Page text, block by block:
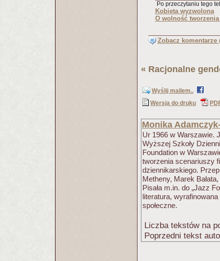
Po przeczytaniu tego
Kobieta wyzwolona
O wolność
Zobacz komentarze
« Racjonalne
Wyślij mailem..
Wersja do druku
Monika
Ur 1966 w Warszawie.
Wyższej Szkoły
Foundation w
tworzenia scenariuszy
dziennikarskiego.
Metheny, Marek
Pisała m.in. do „Jazz
literatura,
społeczne.
Liczba tekstów na
Poprzedni tekst